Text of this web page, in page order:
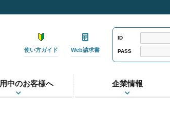
使い方ガイド Web請求書
ID
PASS
中のお客様へ 企業情報